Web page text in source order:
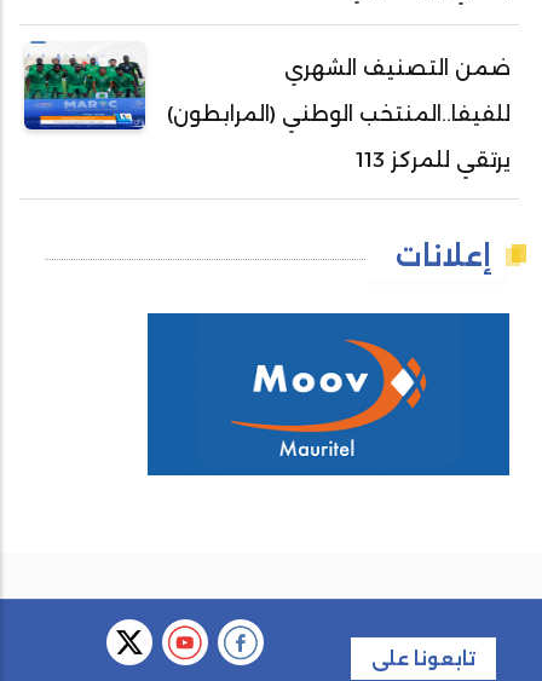
ضمن التصنيف الشهري
للفيفا..المنتخب الوطني (المرابطون)
يرتقي للمركز 113
إعلانات
تابعونا على